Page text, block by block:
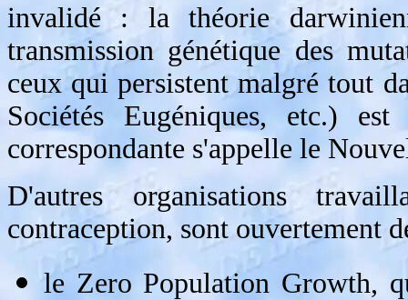
invalidé : la théorie
transmission génétique des
ceux qui persistent malgré tout
Sociétés Eugéniques, etc.)
correspondante s'appelle le
D'autres organisations
contraception, sont ouvertement
le Zero Population Growth,